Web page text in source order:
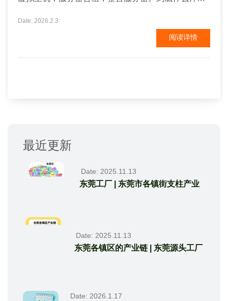
要选择什么样的机房进行托管呢？现在机房大致分为
三类，电信机房，网通机房，铁通机房，当然联系到
样的服务器好?服务器托管须知 东莞网站制作
http://www.3go...
Date: 2026.2.3
阅读详情
最近更新
Date: 2025.11.13
东莞工厂 | 东莞市各镇街支柱产业
Date: 2025.11.13
东莞各镇区的产业链 | 东莞源头工厂
Date: 2026.1.17